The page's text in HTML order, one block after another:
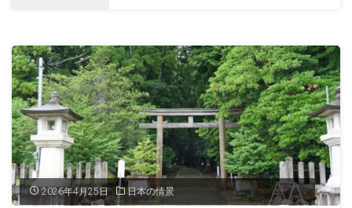
清
水
港
の
夕
2026年4月25日 日本の情景